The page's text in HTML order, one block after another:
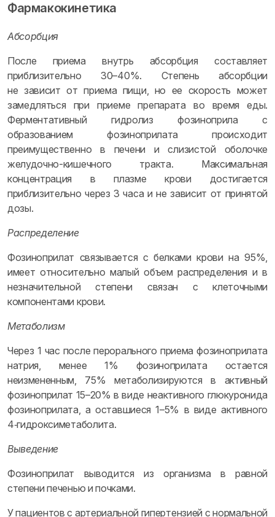
Фармакокинетика
Абсорбция
После приема внутрь абсорбция составляет
приблизительно 30–40%. Степень абсорбции
не зависит от приема пищи, но ее скорость может
замедляться при приеме препарата во время еды.
Ферментативный гидролиз фозиноприла с
образованием фозиноприлата происходит
преимущественно в печени и слизистой оболочке
желудочно-кишечного тракта. Максимальная
концентрация в плазме крови достигается
приблизительно через 3 часа и не зависит от принятой
дозы.
Распределение
Фозиноприлат связывается с белками крови на 95%,
имеет относительно малый объем распределения и в
незначительной степени связан с клеточными
компонентами крови.
Метаболизм
Через 1 час после перорального приема фозиноприлата
натрия, менее 1% фозиноприлата остается
неизмененным, 75% метаболизируются в активный
фозиноприлат 15–20% в виде неактивного глюкуронида
фозиноприлата, а оставшиеся 1–5% в виде активного
4‑гидроксиметаболита.
Выведение
Фозиноприлат выводится из организма в равной
степени печенью и почками.
У пациентов с артериальной гипертензией с нормальной